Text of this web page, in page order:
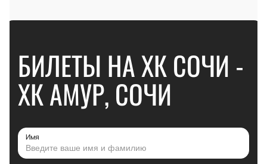
БИЛЕТЫ НА ХК СОЧИ -
ХК АМУР, СОЧИ
Имя